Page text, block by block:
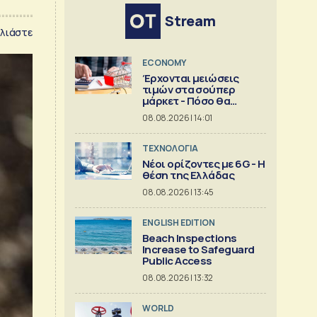
Stream
ECONOMY
Έρχονται μειώσεις
τιμών στα σούπερ
μάρκετ - Πόσο θα
πέσουν
08.08.2026 | 14:01
ΤΕΧΝΟΛΟΓΙΑ
Νέοι ορίζοντες με 6G - Η
θέση της Ελλάδας
08.08.2026 | 13:45
ENGLISH EDITION
Beach Inspections
Increase to Safeguard
Public Access
08.08.2026 | 13:32
WORLD